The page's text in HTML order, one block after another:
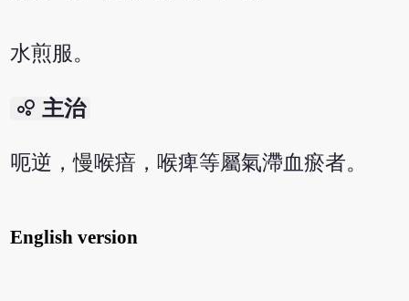
水煎服。
bubble_chart 主治
呃逆，慢喉瘖，喉痺等屬氣滯血瘀者。
English version